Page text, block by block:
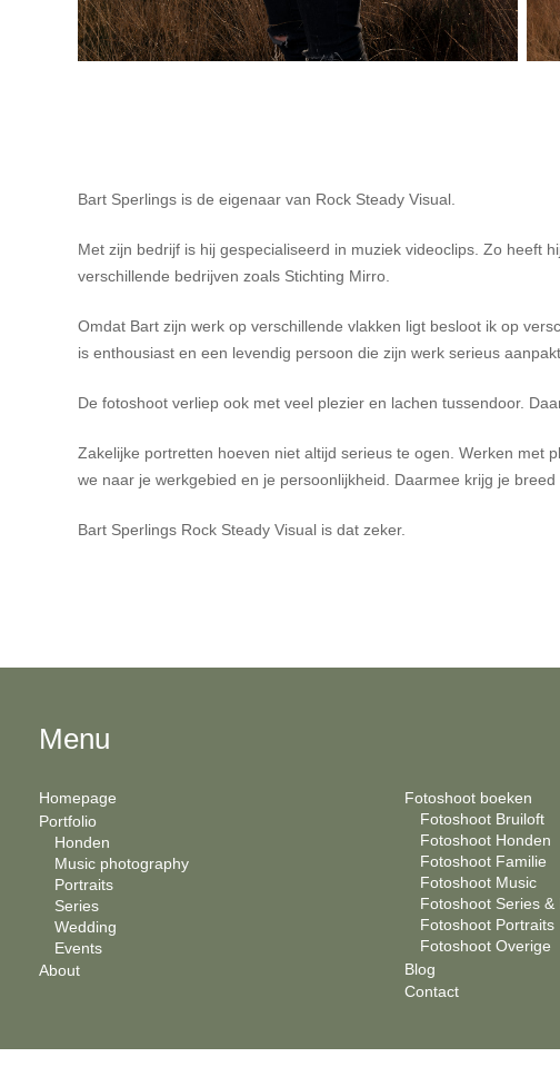
Bart Sperlings is de eigenaar van Rock Steady Visual.
Met zijn bedrijf is hij gespecialiseerd in muziek videoclips. Zo heeft
verschillende bedrijven zoals Stichting Mirro.
Omdat Bart zijn werk op verschillende vlakken ligt besloot ik op
is enthousiast en een levendig persoon die zijn werk serieus
De fotoshoot verliep ook met veel plezier en lachen tussendoor.
Zakelijke portretten hoeven niet altijd serieus te ogen. Werken met
we naar je werkgebied en je persoonlijkheid. Daarmee krijg je
Bart Sperlings Rock Steady Visual is dat zeker.
Menu
Homepage
Portfolio
Honden
Music photography
Portraits
Series
Wedding
Events
About
Fotoshoot boeken
Fotoshoot Bruiloft
Fotoshoot Honden
Fotoshoot Familie
Fotoshoot Music
Fotoshoot Series &
Fotoshoot Portraits
Fotoshoot Overige
Blog
Contact